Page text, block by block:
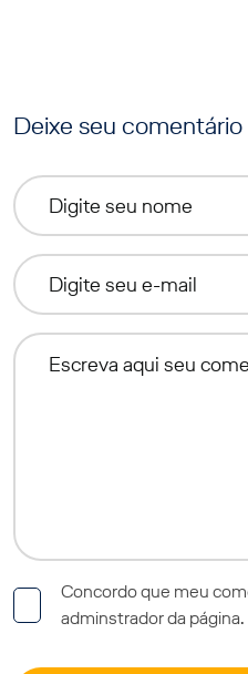
Deixe seu comentário
Concordo que meu
adminstrador da página.